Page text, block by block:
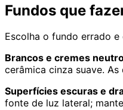
Fundos que
Escolha o fundo errado
Brancos e cremes
cerâmica cinza suave.
Superfícies escuras e
fonte de luz lateral;